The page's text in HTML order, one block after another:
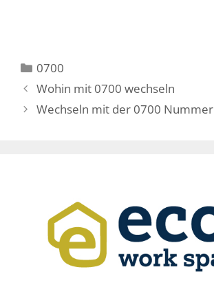
Kategorien
0700
Wohin mit 0700 wechseln
Wechseln mit der 0700 Nummer